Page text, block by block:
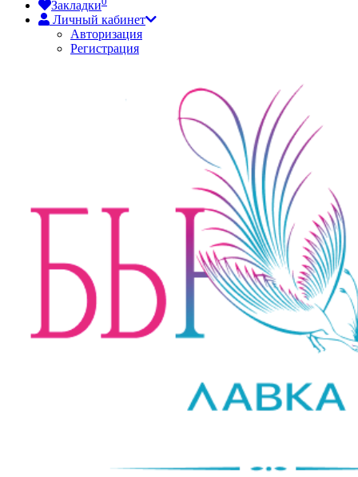
Закладки
Личный кабинет
Авторизация
Регистрация